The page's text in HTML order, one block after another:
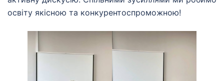
освіту якісною та конкурентоспроможною!